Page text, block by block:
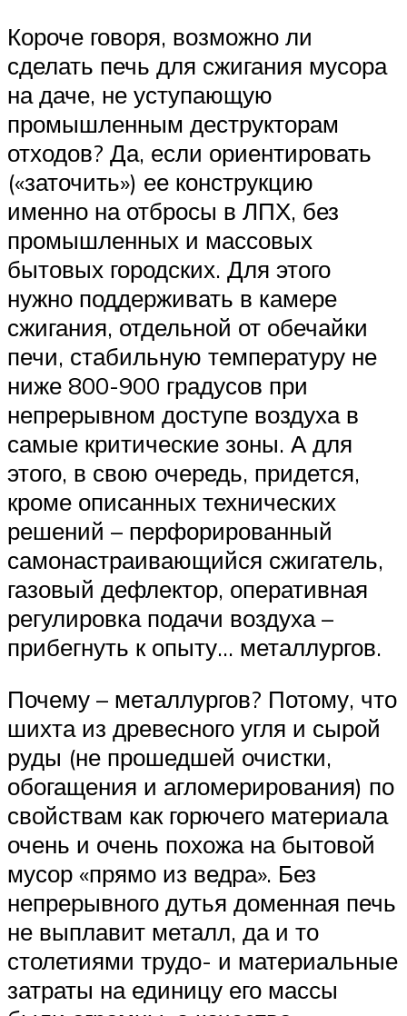
Короче говоря, возможно ли
сделать печь для сжигания мусора
на даче, не уступающую
промышленным деструкторам
отходов? Да, если ориентировать
(«заточить») ее конструкцию
именно на отбросы в ЛПХ, без
промышленных и массовых
бытовых городских. Для этого
нужно поддерживать в камере
сжигания, отдельной от обечайки
печи, стабильную температуру не
ниже 800-900 градусов при
непрерывном доступе воздуха в
самые критические зоны. А для
этого, в свою очередь, придется,
кроме описанных технических
решений – перфорированный
самонастраивающийся сжигатель,
газовый дефлектор, оперативная
регулировка подачи воздуха –
прибегнуть к опыту… металлургов.
Почему – металлургов? Потому, что
шихта из древесного угля и сырой
руды (не прошедшей очистки,
обогащения и агломерирования) по
свойствам как горючего материала
очень и очень похожа на бытовой
мусор «прямо из ведра». Без
непрерывного дутья доменная печь
не выплавит металл, да и то
столетиями трудо- и материальные
затраты на единицу его массы